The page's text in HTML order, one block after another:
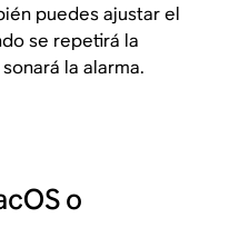
puedes ajustar el
se repetirá la
la alarma.
o